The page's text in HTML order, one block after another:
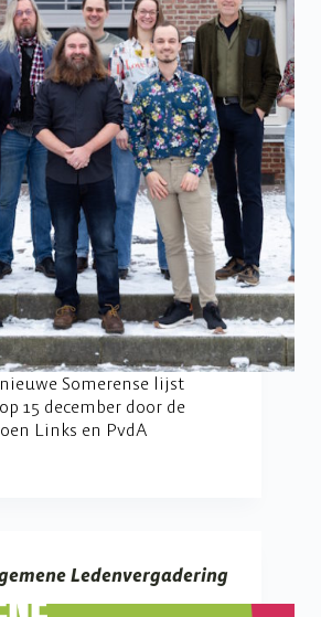
Somerense lijst
15 december door de
Links en PvdA
Ledenvergadering